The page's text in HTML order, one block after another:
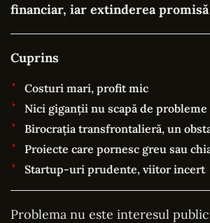
financiar, iar extinderea
Cuprins
Costuri mari, profit mic
Nici giganții nu scapă de probleme
Birocrația transfrontalieră, un
Proiecte care pornesc greu sau
Startup-uri prudente, viitor incert
Problema nu este interesul